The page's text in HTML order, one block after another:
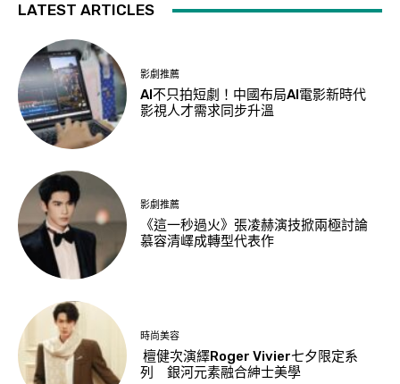
LATEST ARTICLES
影劇推薦
AI不只拍短劇！中國布局AI電影新時代
影視人才需求同步升溫
影劇推薦
《這一秒過火》張凌赫演技掀兩極討論
慕容清嶧成轉型代表作
時尚美容
檀健次演繹Roger Vivier七夕限定系
列 銀河元素融合紳士美學